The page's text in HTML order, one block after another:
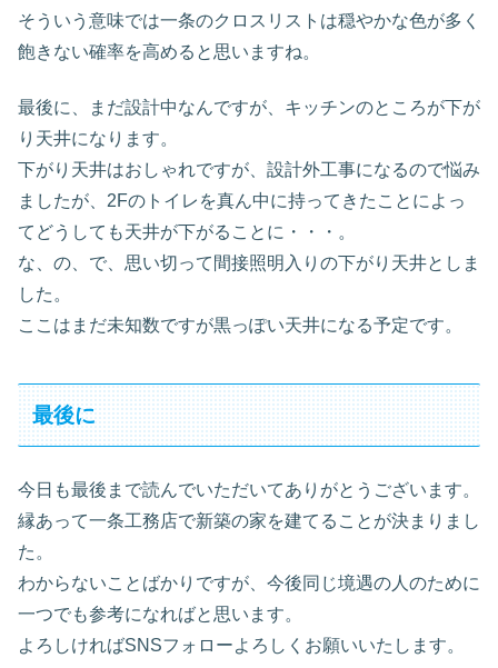
そういう意味では一条のクロスリストは穏やかな色が多く
飽きない確率を高めると思いますね。
最後に、まだ設計中なんですが、キッチンのところが下が
り天井になります。
下がり天井はおしゃれですが、設計外工事になるので悩み
ましたが、2Fのトイレを真ん中に持ってきたことによっ
てどうしても天井が下がることに・・・。
な、の、で、思い切って間接照明入りの下がり天井としま
した。
ここはまだ未知数ですが黒っぽい天井になる予定です。
最後に
今日も最後まで読んでいただいてありがとうございます。
縁あって一条工務店で新築の家を建てることが決まりまし
た。
わからないことばかりですが、今後同じ境遇の人のために
一つでも参考になればと思います。
よろしければSNSフォローよろしくお願いいたします。